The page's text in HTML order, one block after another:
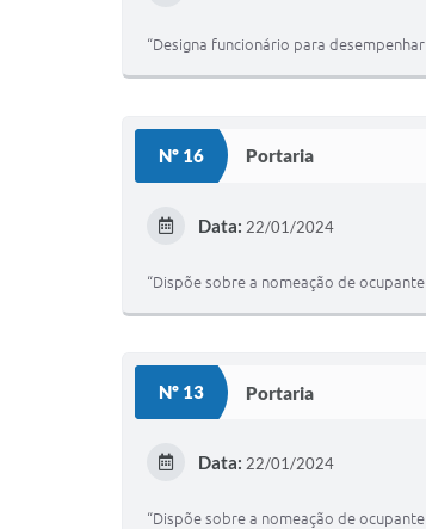
“Designa funcionário para
Nº 16 Portaria
Data: 22/01/2024
“Dispõe sobre a nomeação de
Nº 13 Portaria
Data: 22/01/2024
“Dispõe sobre a nomeação de